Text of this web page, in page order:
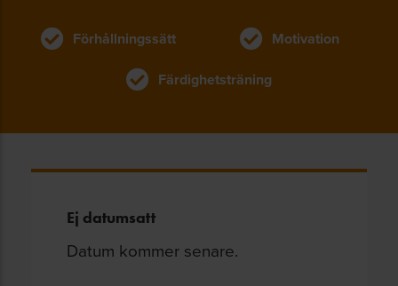
Förhållningssätt
Motivation
Färdighetsträning
Ej datumsatt
Datum kommer senare.